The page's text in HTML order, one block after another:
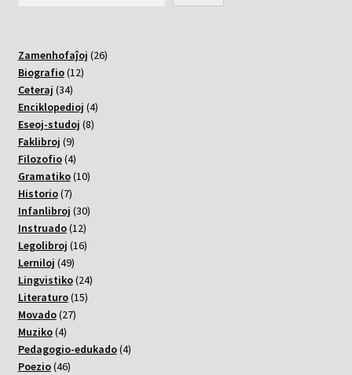
Zamenhofaĵoj 2626
Biografio 1212
Ceteraj 3434
varoj
Enciklopedioj 44
Eseoj-studoj 88
Faklibroj 99
varoj
Filozofio 44
varoj
Gramatiko 1010
Historio 77
varoj
Infanlibroj 3030
Instruado 1212
varoj
Legolibroj 1616
Lerniloj 4949
varoj
Lingvistiko 2424
Literaturo 1515
Movado 2727
Muziko 44
varoj
Pedagogio-edukado 44
Poezio 4646